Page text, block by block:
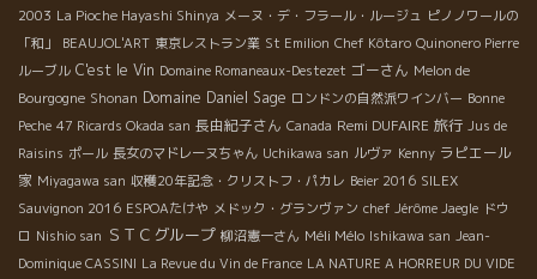
2003 La Pioche Hayashi Shinya メーヌ・デ・フラール・ルージュ ピノノワールの
「和」
BEAUJOL'ART 東京レストラン業 St Emilion Chef Kôtaro Quinonero Pierre
ルーブル C'est le Vin Domaine Romaneaux-Destezet ゴーさん Melon de
Bourgogne Shonan Domaine Daniel Sage ロンドンの自然派ワインバー Bonne
Peche 47 Ricards Okada san 長由紀子さん Canada Remi DUFAIRE 旅行 Jus de
Raisins ポール 長女のマドレーヌちゃん Uchikawa san ルヴァ Kenny ラピエール
家 Miyagawa san 収穫20年記念・クリストフ・パカレ Beier 2016 SILEX
Sauvignon 2016 ESPOAたけや メドック・グランヴァン chef Jérôme Jaegle ドウ
ロ Nishio san ＳＴＣグループ 柳沼憲一さん Méli Mélo Ishikawa san Jean-
Dominique CASSINI La Revue du Vin de France LA NATURE A HORREUR DU VIDE